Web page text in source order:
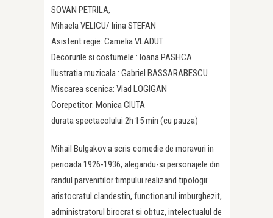
SOVAN PETRILA,
Mihaela VELICU/ Irina STEFAN
Asistent regie: Camelia VLADUT
Decorurile si costumele : Ioana PASHCA
Ilustratia muzicala : Gabriel BASSARABESCU
Miscarea scenica: Vlad LOGIGAN
Corepetitor: Monica CIUTA
durata spectacolului 2h 15 min (cu pauza)
Mihail Bulgakov a scris comedie de moravuri in
perioada 1926-1936, alegandu-si personajele din
randul parvenitilor timpului realizand tipologii:
aristocratul clandestin, functionarul imburghezit,
administratorul birocrat si obtuz, intelectualul de